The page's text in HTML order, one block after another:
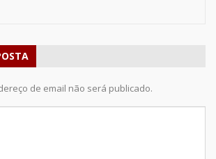
de email não será publicado.